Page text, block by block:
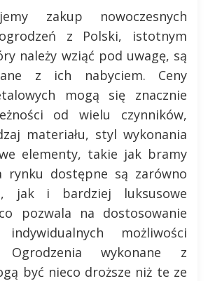
zakup nowoczesnych
z Polski, istotnym
należy wziąć pod uwagę, są
z ich nabyciem. Ceny
mogą się znacznie
od wielu czynników,
materiału, styl wykonania
elementy, takie jak bramy
rynku dostępne są zarówno
jak i bardziej luksusowe
pozwala na dostosowanie
możliwości
Ogrodzenia wykonane z
być nieco droższe niż te ze